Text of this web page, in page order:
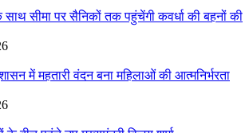
साथ सीमा पर सैनिकों तक पहुंचेंगी कवर्धा की बहनों की
में महतारी वंदन बना महिलाओं की आत्मनिर्भरता